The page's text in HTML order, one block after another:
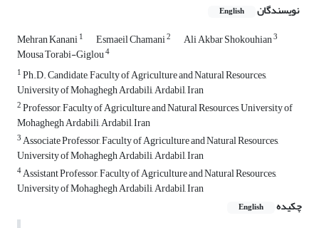
نویسندگان English
Mehran Kanani1 Esmaeil Chamani2 Ali Akbar Shokouhian3
Mousa Torabi-Giglou4
1Ph.D. Candidate, Faculty of Agriculture and Natural Resources,
University ‎of Mohaghegh Ardabili, Ardabil, Iran
2Professor, Faculty of Agriculture and Natural Resources, University of
Mohaghegh Ardabili, Ardabil, Iran
3Associate Professor, Faculty of Agriculture and Natural Resources,
University of Mohaghegh Ardabili, ‎Ardabil, Iran
4Assistant Professor, Faculty of Agriculture and Natural Resources,
University of Mohaghegh Ardabili, Ardabil, Iran
چکیده
English